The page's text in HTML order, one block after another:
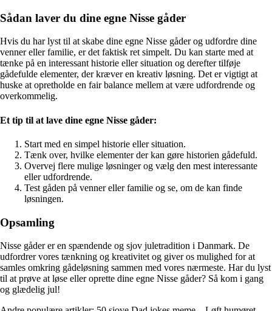
Sådan laver du dine egne Nisse gåder
Hvis du har lyst til at skabe dine egne Nisse gåder og udfordre dine
venner eller familie, er det faktisk ret simpelt. Du kan starte med at
tænke på en interessant historie eller situation og derefter tilføje
gådefulde elementer, der kræver en kreativ løsning. Det er vigtigt at
huske at opretholde en fair balance mellem at være udfordrende og
overkommelig.
Et tip til at lave dine egne Nisse gåder:
Start med en simpel historie eller situation.
Tænk over, hvilke elementer der kan gøre historien gådefuld.
Overvej flere mulige løsninger og vælg den mest interessante
eller udfordrende.
Test gåden på venner eller familie og se, om de kan finde
løsningen.
Opsamling
Nisse gåder er en spændende og sjov juletradition i Danmark. De
udfordrer vores tænkning og kreativitet og giver os mulighed for at
samles omkring gådeløsning sammen med vores nærmeste. Har du lyst
til at prøve at løse eller oprette dine egne Nisse gåder? Så kom i gang
og glædelig jul!